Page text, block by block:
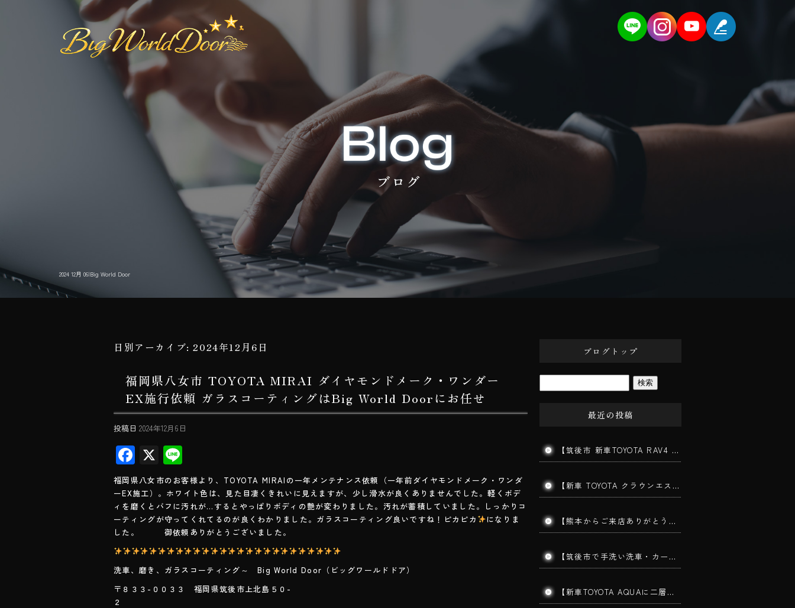
2024 12月 06|Big World Door
日別アーカイブ:2024年12月6日
福岡県八女市 TOYOTA MIRAI ダイヤモンドメーク・ワンダー
EX施行依頼 ガラスコーティングはBig World Doorにお任せ
投稿日 2024年12月6日
F
ac
e
b
o
ok
X
ne
福岡県八女市のお客様より、TOYOTA MIRAIの一年メンテナンス依頼（一年前ダイヤモンドメーク・ワンダ
ーEX施工）。ホワイト色は、見た目凄くきれいに見えますが、少し滑水が良くありませんでした。軽くボデ
ィを磨くとバフに汚れが…するとやっぱりボディの艶が変わりました。汚れが蓄積していました。しっかりコ
ーティングが守ってくれてるのが良くわかりました。ガラスコーティング良いですね！ピカピカ
になりま
した。 御依頼ありがとうございました。
洗車、磨き、ガラスコーティング～ Big World Door（ビッグワールドドア）
〒８３３-００３３ 福岡県筑後市上北島５０-
２
ブログトップ
最近の投稿
【筑後市 新車TOYOTA RAV4 ガラスコーティング施工】新車でも下地処理が仕上がりを左右します！
【新車 TOYOTA クラウンエステート施工】202ブラックの美しさを最大限に引き出す三層ガラスコーティング｜みやま市よりご来店
【熊本からご来店ありがとうございます】手洗い洗車で愛車をリフレッシュ！コーティングを長持ちさせる秘訣とは？｜筑後市 BigWorldDoor
【筑後市で手洗い洗車・カーコーティング】MITSUBISHI TRITON｜ダイヤモンドメークワイルドEX施工車の手洗い洗車を実施しました！
【新車TOYOTA AQUAに二層ガラスコーティング施工】筑後市で新車コーティングならBigWorldDoorへ｜美しさと耐久性を長期間キープ！